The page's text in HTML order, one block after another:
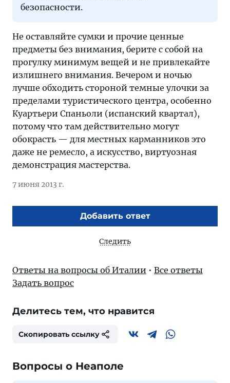
безопасности.
Не оставляйте сумки и прочие ценные
предметы без внимания, берите с собой на
прогулку минимум вещей и не привлекайте
излишнего внимания. Вечером и ночью
лучше обходить стороной темные улочки за
пределами туристического центра, особенно
Куартьери Спаньоли (испанский квартал),
потому что там действительно могут
обокрасть — для местных карманников это
даже не ремесло, а искусство, виртуозная
демонстрация мастерства.
7 июня 2013 г.
Добавить ответ
Следить
Ответы на вопросы об Италии • Все ответы
Задать вопрос
Делитесь тем, что нравится
Скопировать ссылку
Вопросы о Неаполе